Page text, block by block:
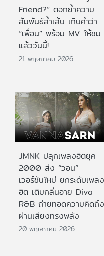
Friend?” ตอกย้ำความ
สัมพันธ์ล้ำเส้น เกินคำว่า
“เพื่อน” พร้อม MV ให้ชม
แล้ววันนี้!
21 พฤษภาคม 2026
JMNK ปลุกเพลงฮิตยุค
2000 ส่ง “วอน”
เวอร์ชันใหม่ ยกระดับเพลง
ฮิต เติมกลิ่นอาย Diva
R&B ถ่ายทอดความคิดถึง
ผ่านเสียงทรงพลัง
20 พฤษภาคม 2026